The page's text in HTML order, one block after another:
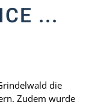
...
die
Zudem wurde